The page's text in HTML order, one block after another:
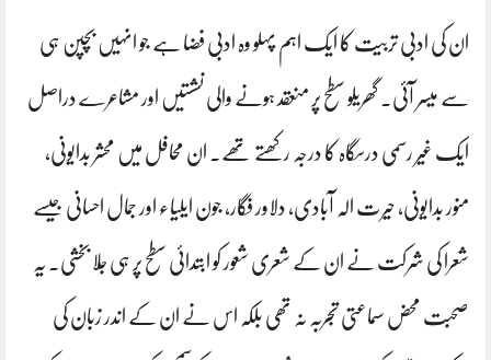
ان کی ادبی تربیت کا ایک اہم پہلو وہ ادبی فضا ہے جو انہیں بچپن ہی
سے میسر آئی۔ گھریلو سطح پر منعقد ہونے والی نشستیں اور مشاعرے دراصل
ایک غیر رسمی درسگاہ کا درجہ رکھتے تھے۔ ان محافل میں محشر بدایونی،
منور بدایونی، حیرت الہ آبادی، دلاور فگار، جون ایلیاء اور جمال احسانی جیسے
شعرا کی شرکت نے ان کے شعری شعور کو ابتدائی سطح پر ہی جِلا بخشی۔ یہ
صحبت محض سماعتی تجربہ نہ تھی بلکہ اس نے ان کے اندر زبان کی